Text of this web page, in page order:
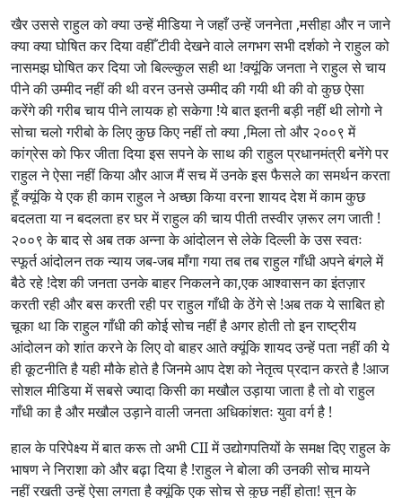
खैर उससे राहुल को क्या उन्हें मीडिया ने जहाँ उन्हें जननेता ,मसीहा और न जाने
क्या क्या घोषित कर दिया वहीँ टीवी देखने वाले लगभग सभी दर्शको ने राहुल को
नासमझ घोषित कर दिया जो बिल्ल्कुल सही था !क्यूंकि जनता ने राहुल से चाय
पीने की उम्मीद नहीं की थी वरन उनसे उम्मीद की गयी थी की वो कुछ ऐसा
करेंगे की गरीब चाय पीने लायक हो सकेगा !ये बात इतनी बड़ी नहीं थी लोगो ने
सोचा चलो गरीबो के लिए कुछ किए नहीं तो क्या ,मिला तो और २००९ में
कांग्रेस को फिर जीता दिया इस सपने के साथ की राहुल प्रधानमंत्री बनेंगे पर
राहुल ने ऐसा नहीं किया और आज मैं सच में उनके इस फैसले का समर्थन करता
हूँ क्यूंकि ये एक ही काम राहुल ने अच्छा किया वरना शायद देश में काम कुछ
बदलता या न बदलता हर घर में राहुल की चाय पीती तस्वीर ज़रूर लग जाती !
२००९ के बाद से अब तक अन्ना के आंदोलन से लेके दिल्ली के उस स्वतः
स्फूर्त आंदोलन तक न्याय जब-जब माँगा गया तब तब राहुल गाँधी अपने बंगले में
बैठे रहे !देश की जनता उनके बाहर निकलने का,एक आश्वासन का इंतज़ार
करती रही और बस करती रही पर राहुल गाँधी के ठेंगे से !अब तक ये साबित हो
चूका था कि राहुल गाँधी की कोई सोच नहीं है अगर होती तो इन राष्ट्रीय
आंदोलन को शांत करने के लिए वो बाहर आते क्यूंकि शायद उन्हें पता नहीं की ये
ही कूटनीति है यही मौके होते है जिनमे आप देश को नेतृत्व प्रदान करते है !आज
सोशल मीडिया में सबसे ज्यादा किसी का मखौल उड़ाया जाता है तो वो राहुल
गाँधी का है और मखौल उड़ाने वाली जनता अधिकांशतः युवा वर्ग है !
हाल के परिपेक्ष्य में बात करू तो अभी CII में उद्योगपतियों के समक्ष दिए राहुल के
भाषण ने निराशा को और बढ़ा दिया है !राहुल ने बोला की उनकी सोच मायने
नहीं रखती उन्हें ऐसा लगता है क्यूंकि एक सोच से कुछ नहीं होता! सुन के